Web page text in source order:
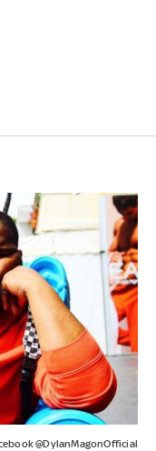
@DylanMagonOfficial